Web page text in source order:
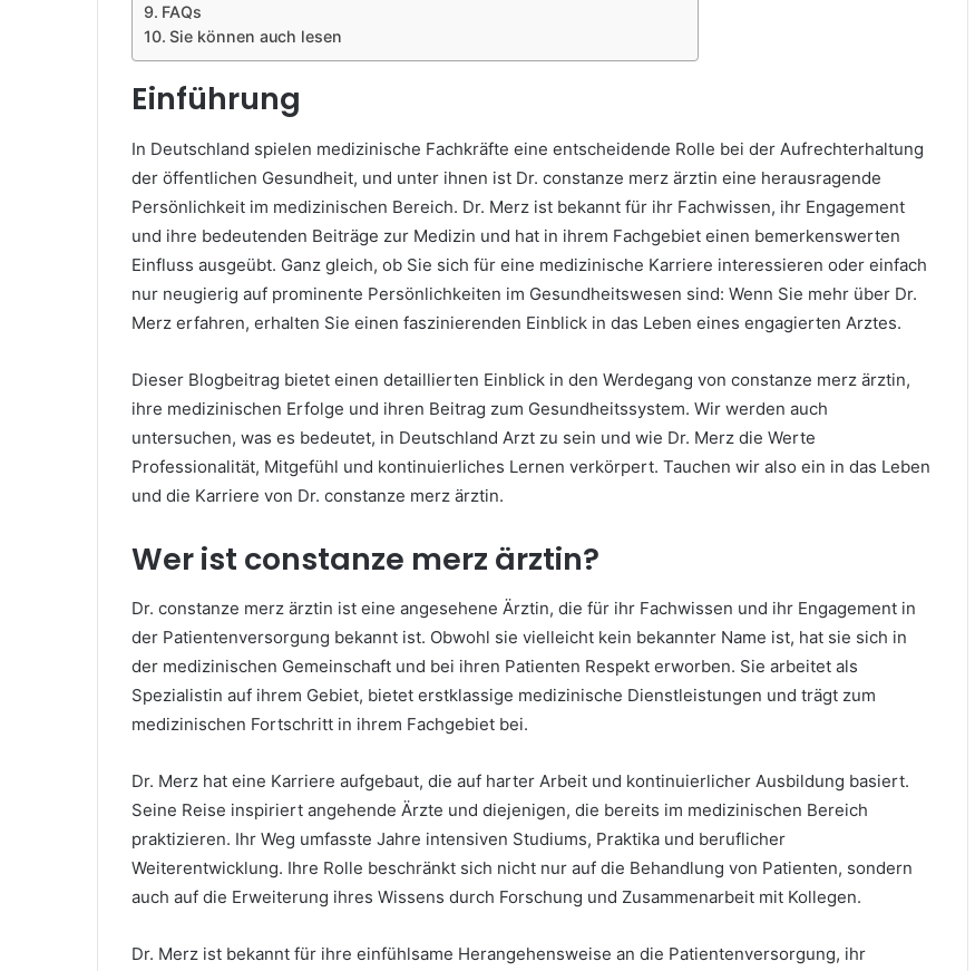
FAQs
Sie können auch lesen
Einführung
In Deutschland spielen medizinische Fachkräfte eine entscheidende Rolle bei der Aufrechterhaltung
der öffentlichen Gesundheit, und unter ihnen ist Dr. constanze merz ärztin eine herausragende
Persönlichkeit im medizinischen Bereich. Dr. Merz ist bekannt für ihr Fachwissen, ihr Engagement
und ihre bedeutenden Beiträge zur Medizin und hat in ihrem Fachgebiet einen bemerkenswerten
Einfluss ausgeübt. Ganz gleich, ob Sie sich für eine medizinische Karriere interessieren oder einfach
nur neugierig auf prominente Persönlichkeiten im Gesundheitswesen sind: Wenn Sie mehr über Dr.
Merz erfahren, erhalten Sie einen faszinierenden Einblick in das Leben eines engagierten Arztes.
Dieser Blogbeitrag bietet einen detaillierten Einblick in den Werdegang von constanze merz ärztin,
ihre medizinischen Erfolge und ihren Beitrag zum Gesundheitssystem. Wir werden auch
untersuchen, was es bedeutet, in Deutschland Arzt zu sein und wie Dr. Merz die Werte
Professionalität, Mitgefühl und kontinuierliches Lernen verkörpert. Tauchen wir also ein in das Leben
und die Karriere von Dr. constanze merz ärztin.
Wer ist constanze merz ärztin?
Dr. constanze merz ärztin ist eine angesehene Ärztin, die für ihr Fachwissen und ihr Engagement in
der Patientenversorgung bekannt ist. Obwohl sie vielleicht kein bekannter Name ist, hat sie sich in
der medizinischen Gemeinschaft und bei ihren Patienten Respekt erworben. Sie arbeitet als
Spezialistin auf ihrem Gebiet, bietet erstklassige medizinische Dienstleistungen und trägt zum
medizinischen Fortschritt in ihrem Fachgebiet bei.
Dr. Merz hat eine Karriere aufgebaut, die auf harter Arbeit und kontinuierlicher Ausbildung basiert.
Seine Reise inspiriert angehende Ärzte und diejenigen, die bereits im medizinischen Bereich
praktizieren. Ihr Weg umfasste Jahre intensiven Studiums, Praktika und beruflicher
Weiterentwicklung. Ihre Rolle beschränkt sich nicht nur auf die Behandlung von Patienten, sondern
auch auf die Erweiterung ihres Wissens durch Forschung und Zusammenarbeit mit Kollegen.
Dr. Merz ist bekannt für ihre einfühlsame Herangehensweise an die Patientenversorgung, ihr